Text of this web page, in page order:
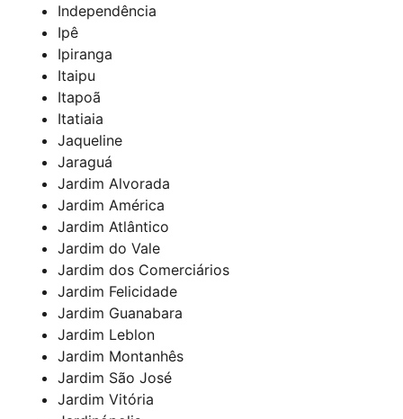
Independência
Ipê
Ipiranga
Itaipu
Itapoã
Itatiaia
Jaqueline
Jaraguá
Jardim Alvorada
Jardim América
Jardim Atlântico
Jardim do Vale
Jardim dos Comerciários
Jardim Felicidade
Jardim Guanabara
Jardim Leblon
Jardim Montanhês
Jardim São José
Jardim Vitória